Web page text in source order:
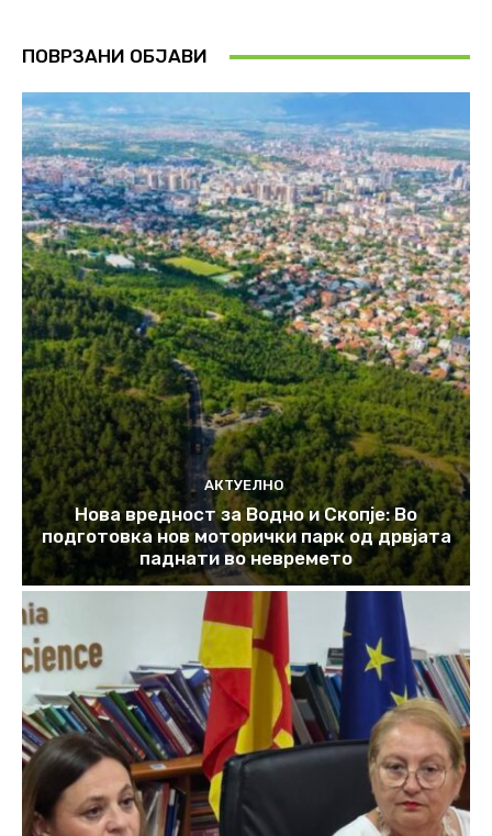
ПОВРЗАНИ ОБЈАВИ
АКТУЕЛНО
Нова вредност за Водно и Скопје: Во
подготовка нов моторички парк од дрвјата
паднати во невремето